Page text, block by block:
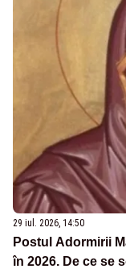
29 iul. 2026, 14:50
Postul Adormirii
în 2026. De ce se